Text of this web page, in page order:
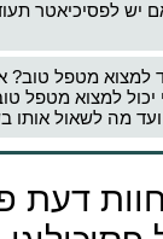
יש לפסיכיאטר
למצוא מטפל טוב?
למצוא מטפל
מה לשאול אותו
דעת